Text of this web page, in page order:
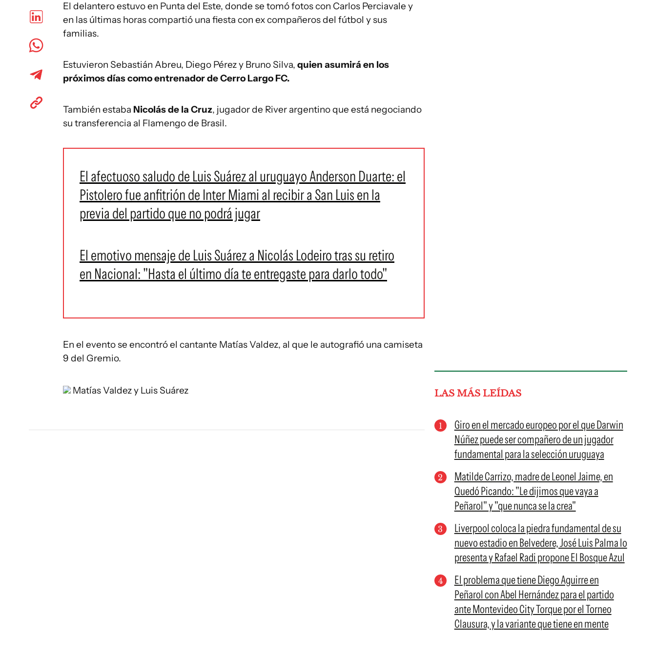
El delantero estuvo en Punta del Este, donde se tomó fotos con Carlos Perciavale y
en las últimas horas compartió una fiesta con ex compañeros del fútbol y sus
familias.
Estuvieron Sebastián Abreu, Diego Pérez y Bruno Silva, quien asumirá en los
próximos días como entrenador de Cerro Largo FC.
También estaba Nicolás de la Cruz, jugador de River argentino que está negociando
su transferencia al Flamengo de Brasil.
El afectuoso saludo de Luis Suárez al uruguayo Anderson Duarte: el
Pistolero fue anfitrión de Inter Miami al recibir a San Luis en la
previa del partido que no podrá jugar
El emotivo mensaje de Luis Suárez a Nicolás Lodeiro tras su retiro
en Nacional: "Hasta el último día te entregaste para darlo todo"
En el evento se encontró el cantante Matías Valdez, al que le autografió una camiseta
9 del Gremio.
Matías Valdez y Luis Suárez LAS MÁS LEÍDAS
Giro en el mercado europeo por el que Darwin
Núñez puede ser compañero de un jugador
fundamental para la selección uruguaya
Matilde Carrizo, madre de Leonel Jaime, en
Quedó Picando: "Le dijimos que vaya a
Peñarol" y "que nunca se la crea"
Liverpool coloca la piedra fundamental de su
nuevo estadio en Belvedere, José Luis Palma lo
presenta y Rafael Radi propone El Bosque Azul
El problema que tiene Diego Aguirre en
Peñarol con Abel Hernández para el partido
ante Montevideo City Torque por el Torneo
Clausura, y la variante que tiene en mente